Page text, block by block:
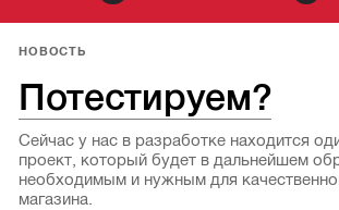
НОВОСТЬ
Потестируем?
Сейчас у нас в разработке находится
проект, который будет в дальнейшем
необходимым и нужным для
магазина.